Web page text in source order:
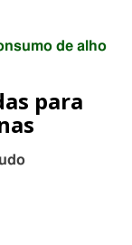
de alho
para